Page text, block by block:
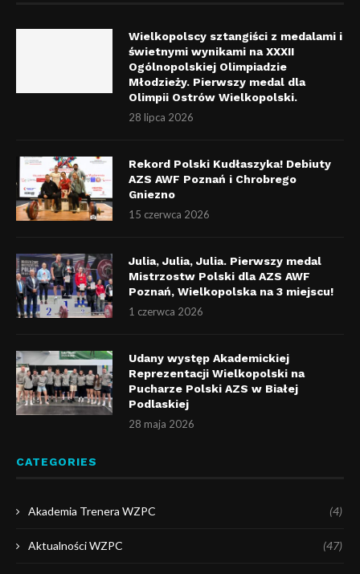
Wielkopolscy sztangiści z medalami i
świetnymi wynikami na XXXII
Ogólnopolskiej Olimpiadzie
Młodzieży. Pierwszy medal dla
Olimpii Ostrów Wielkopolski.
28 lipca 2026
Rekord Polski Kudłaszyka! Debiuty
AZS AWF Poznań i Chrobrego
Gniezno
15 czerwca 2026
Julia, Julia, Julia. Pierwszy medal
Mistrzostw Polski dla AZS AWF
Poznań, Wielkopolska na 3 miejscu!
1 czerwca 2026
Udany występ Akademickiej
Reprezentacji Wielkopolski na
Pucharze Polski AZS w Białej
Podlaskiej
28 maja 2026
CATEGORIES
Akademia Trenera WZPC (4)
Aktualności WZPC (47)